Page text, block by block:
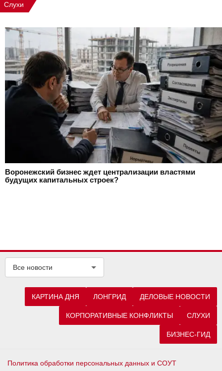
Слухи
Воронежский бизнес ждет централизации властями
будущих капитальных строек?
Все новости
КАРТИНА ДНЯ ЛОНГРИД ДЕЛОВЫЕ НОВОСТИ
КОРПОРАТИВНЫЕ КОНФЛИКТЫ СЛУХИ
БИЗНЕС-ГИД
Политика обработки персональных данных и СОУТ